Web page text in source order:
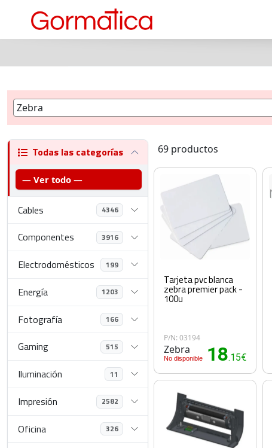
Todas las categorías
— Ver todo —
Cables 4346
Componentes 3916
Electrodomésticos 199
Energía 1203
Fotografía 166
Gaming 515
Iluminación 11
Impresión 2582
Oficina 326
69 productos
Tarjeta pvc blanca
zebra premier pack -
100u
P/N: 03194
Zebra
No disponible 18.15€